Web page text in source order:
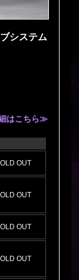
システム
はこちら≫
OUT
OUT
OUT
OUT